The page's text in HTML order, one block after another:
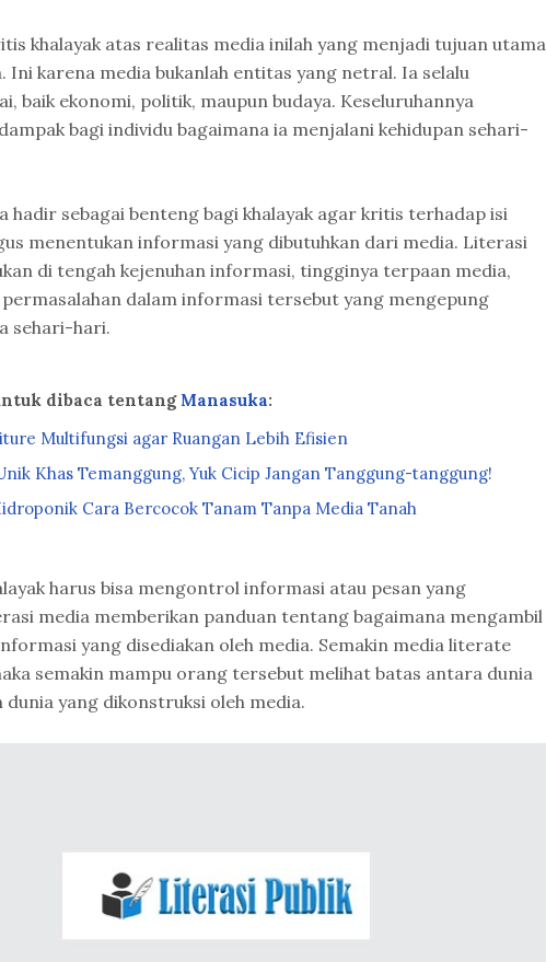
khalayak atas realitas media inilah yang menjadi tujuan utama
Ini karena media bukanlah entitas yang netral. Ia selalu
baik ekonomi, politik, maupun budaya. Keseluruhannya
bagi individu bagaimana ia menjalani kehidupan sehari-
hadir sebagai benteng bagi khalayak agar kritis terhadap isi
menentukan informasi yang dibutuhkan dari media. Literasi
di tengah kejenuhan informasi, tingginya terpaan media,
dalam informasi tersebut yang mengepung
sehari-hari.
dibaca tentang Manasuka:
Multifungsi agar Ruangan Lebih Efisien
Khas Temanggung, Yuk Cicip Jangan Tanggung-tanggung!
Cara Bercocok Tanam Tanpa Media Tanah
harus bisa mengontrol informasi atau pesan yang
media memberikan panduan tentang bagaimana mengambil
yang disediakan oleh media. Semakin media literate
semakin mampu orang tersebut melihat batas antara dunia
dunia yang dikonstruksi oleh media.